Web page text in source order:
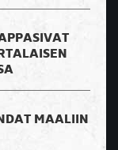
MAALIIN